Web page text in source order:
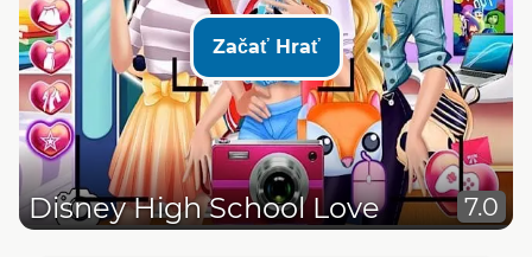
Začať Hrať
Disney High School Love 7.0